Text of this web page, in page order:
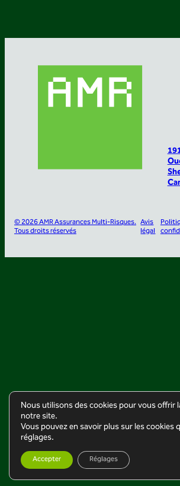
© 2026 AMR Assurances Multi-Risques.
Tous droits réservés
Avis
légal
Nous utilisons des cookies pour vous offrir
notre site.
Vous pouvez en savoir plus sur les cookies
réglages.
Accepter Réglages